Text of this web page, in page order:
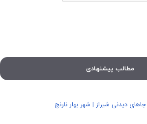
مطالب پیشنهادی
جاهای دیدنی شیراز | شهر بهار نارنج